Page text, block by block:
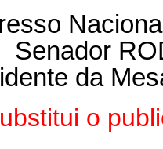
Senador
da
o